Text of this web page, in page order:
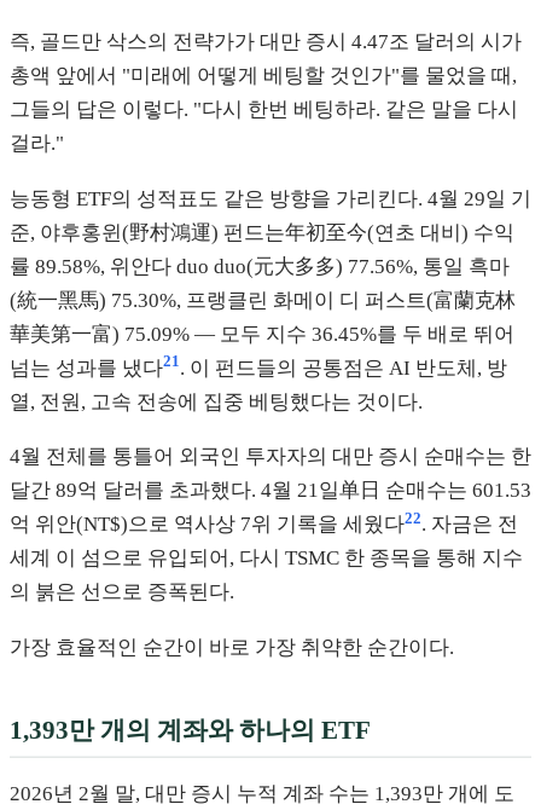
즉, 골드만 삭스의 전략가가 대만 증시 4.47조 달러의 시가
총액 앞에서 "미래에 어떻게 베팅할 것인가"를 물었을 때,
그들의 답은 이렇다. "다시 한번 베팅하라. 같은 말을 다시
걸라."
능동형 ETF의 성적표도 같은 방향을 가리킨다. 4월 29일 기
준, 야후홍윈(野村鴻運) 펀드는年初至今(연초 대비) 수익
률 89.58%, 위안다 duo duo(元大多多) 77.56%, 통일 흑마
(統一黑馬) 75.30%, 프랭클린 화메이 디 퍼스트(富蘭克林
華美第一富) 75.09% — 모두 지수 36.45%를 두 배로 뛰어
넘는 성과를 냈다21. 이 펀드들의 공통점은 AI 반도체, 방
열, 전원, 고속 전송에 집중 베팅했다는 것이다.
4월 전체를 통틀어 외국인 투자자의 대만 증시 순매수는 한
달간 89억 달러를 초과했다. 4월 21일单日 순매수는 601.53
억 위안(NT$)으로 역사상 7위 기록을 세웠다22. 자금은 전
세계 이 섬으로 유입되어, 다시 TSMC 한 종목을 통해 지수
의 붉은 선으로 증폭된다.
가장 효율적인 순간이 바로 가장 취약한 순간이다.
1,393만 개의 계좌와 하나의 ETF
2026년 2월 말, 대만 증시 누적 계좌 수는 1,393만 개에 도